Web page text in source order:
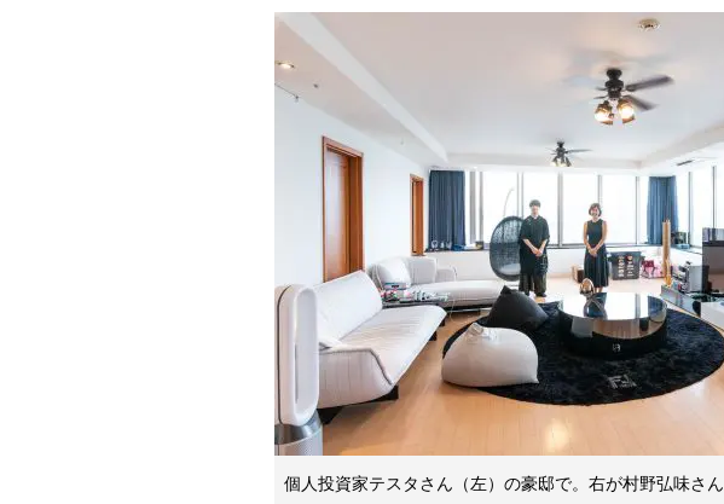
個人投資家テスタさん（左）の豪邸で。右が村野弘味さん